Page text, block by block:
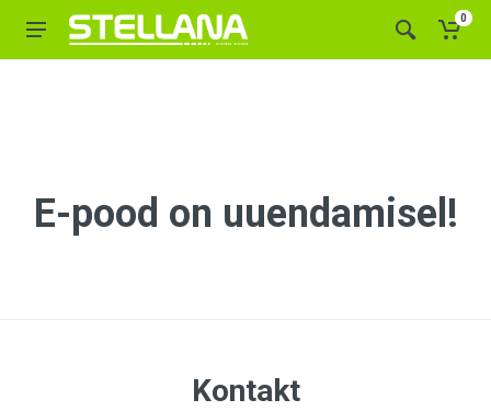
0
E-pood on uuendamisel!
Kontakt